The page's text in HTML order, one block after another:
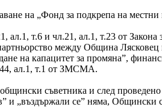
на „Фонд за подкрепа на
ал.1, т.6 и чл.21, ал.1, т.23 от
между Община
на капацитет за промяна”,
ал.1, т.1 от ЗМСМА.
съветника и след проведено
и „въздържали се” няма, Общински